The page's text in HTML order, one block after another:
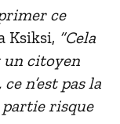
ce
Ksiksi, “Cela
un citoyen
n’est pas la
partie risque